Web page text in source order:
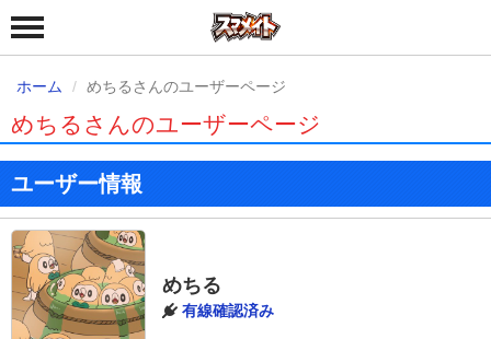
ホーム めちるさんのユーザーページ
めちるさんのユーザーページ
ユーザー情報
めちる
有線確認済み